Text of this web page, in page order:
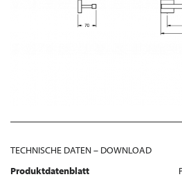
TECHNISCHE DATEN – DOWNLOAD
Produktdatenblatt